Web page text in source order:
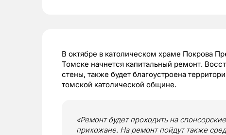
В октябре в католическом храме Покрова
Томске начнется капитальный ремонт.
стены, также будет благоустроена
томской католической общине.
«Ремонт будет проходить на
прихожане. На ремонт пойдут также